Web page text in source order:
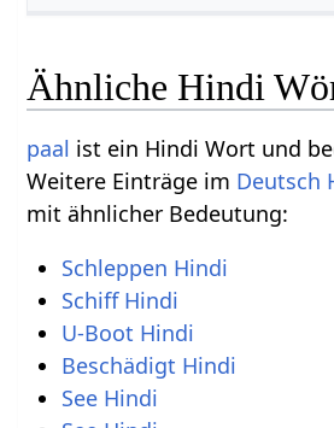
Ähnliche Hindi
paal ist ein Hindi Wort und
Weitere Einträge im Deutsch
mit ähnlicher Bedeutung:
Schleppen Hindi
Schiff Hindi
U-Boot Hindi
Beschädigt Hindi
See Hindi